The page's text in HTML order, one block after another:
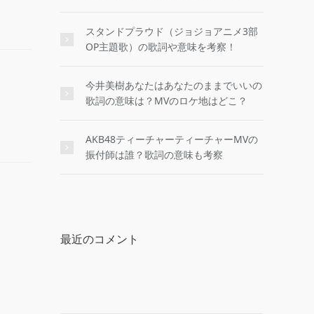
スタンドプラウド（ジョジョアニメ3部
OP主題歌）の歌詞や意味を考察！
今井美樹あなたはあなたのままでいいの
歌詞の意味は？MVのロケ地はどこ？
AKB48ティーチャーティーチャーMVの
振付師は誰？歌詞の意味も考察
最近のコメント